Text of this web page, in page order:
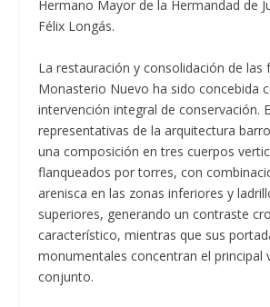
Hermano Mayor de la Hermandad de
Félix Longás.
La restauración y consolidación de las
Monasterio Nuevo ha sido concebida
intervención integral de conservación.
representativas de la arquitectura
una composición en tres cuerpos
flanqueados por torres, con
arenisca en las zonas inferiores y
superiores, generando un contraste
característico, mientras que sus
monumentales concentran el principal
conjunto.